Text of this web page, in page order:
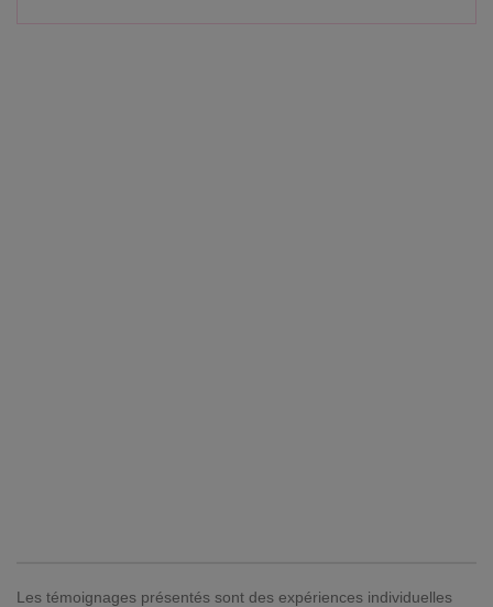
Les témoignages présentés sont des expériences individuelles